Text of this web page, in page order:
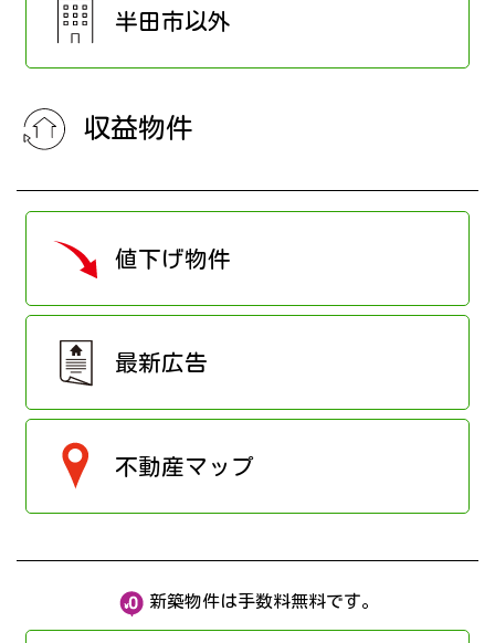
半田市以外
収益物件
値下げ物件
最新広告
不動産マップ
新築物件は手数料無料です。